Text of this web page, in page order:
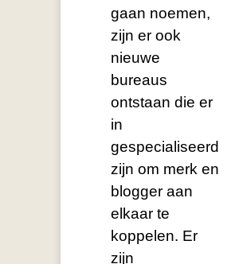
gaan noemen,
zijn er ook
nieuwe
bureaus
ontstaan die er
in
gespecialiseerd
zijn om merk en
blogger aan
elkaar te
koppelen. Er
zijn